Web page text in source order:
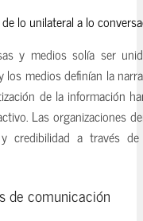
lo unilateral a lo
y medios solía ser
medios definían la
de la información
Las organizaciones
credibilidad a través
de comunicación